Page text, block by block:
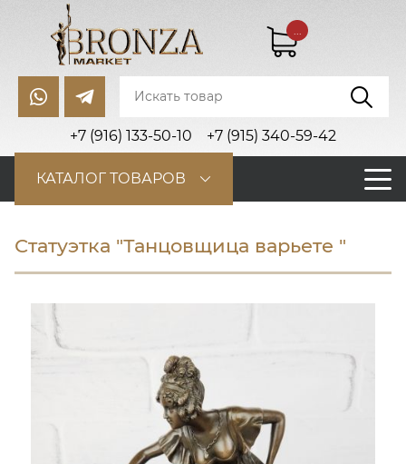
+7 (916) 133-50-10 +7 (915) 340-59-42
...
КАТАЛОГ ТОВАРОВ
Статуэтка "Танцовщица варьете "